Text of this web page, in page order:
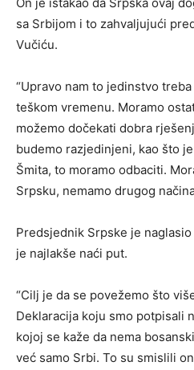
sa Srbijom i to zahvaljujući
Vučiću.
“Upravo nam to jedinstvo
teškom vremenu. Moramo
možemo dočekati dobra
budemo razjedinjeni, kao što
Šmita, to moramo odbaciti.
Srpsku, nemamo drugog
Predsjednik Srpske je
je najlakše naći put.
“Cilj je da se povežemo što
Deklaracija koju smo potpisali
kojoj se kaže da nema
već samo Srbi. To su smislili